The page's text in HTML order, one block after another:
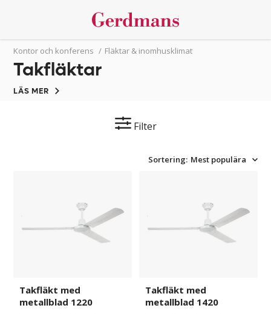
Kontor och konferens / Fläktar & inomhusklimat
Takfläktar
LÄS MER
Filter
Sortering: Mest populära
Takfläkt med
metallblad 1220
Takfläkt med
metallblad 1420